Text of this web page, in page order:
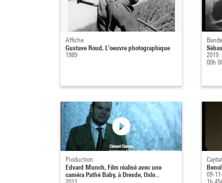
Affiche
Gustave Roud, L'oeuvre photographique
1989
2019
00h
Production
Edvard Munch, Film réalisé avec une
caméra Pathé Baby, à Dresde, Oslo...
09-